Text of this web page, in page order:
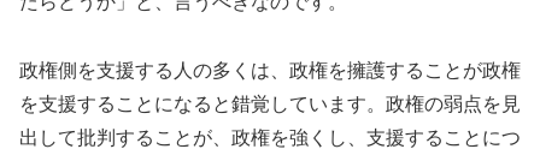
政権側を支援する人の多くは、政権を擁護することが政権
を支援することになると錯覚しています。政権の弱点を見
出して批判することが、政権を強くし、支援することにつ